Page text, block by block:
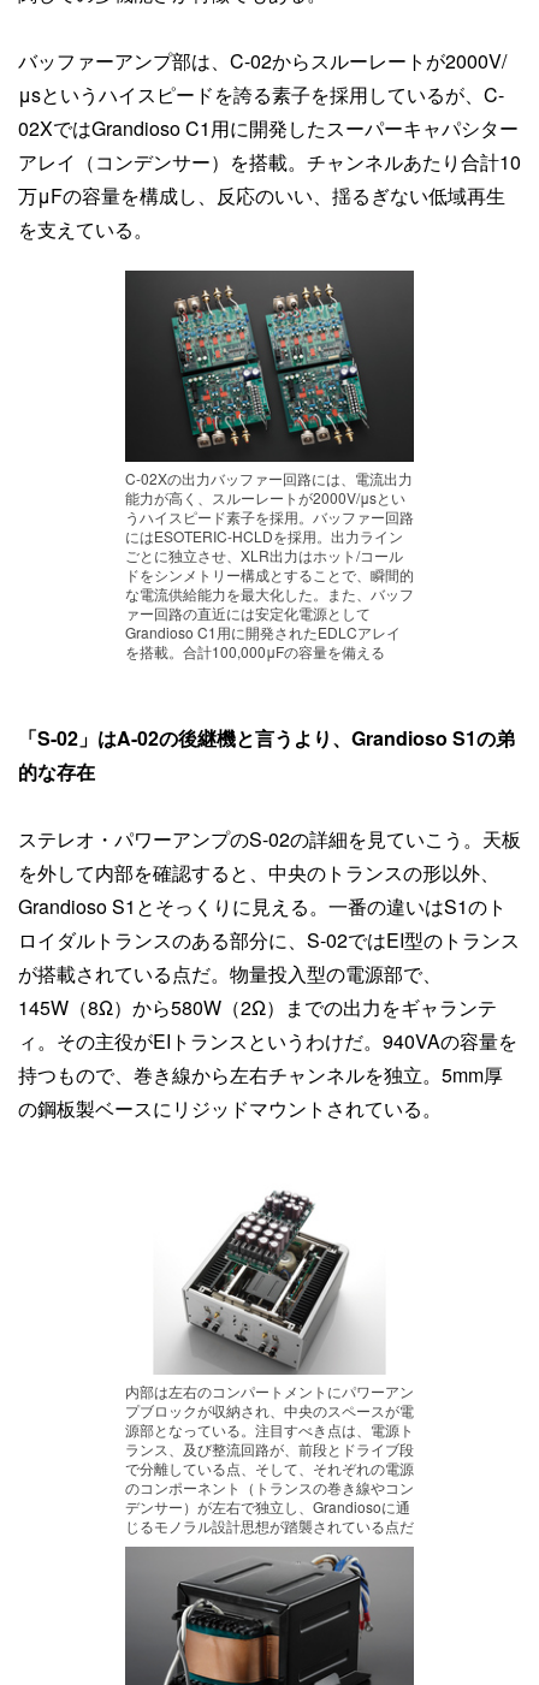
バッファーアンプ部は、C-02からスルーレートが2000V/
μsというハイスピードを誇る素子を採用しているが、C-
02XではGrandioso C1用に開発したスーパーキャパシター
アレイ（コンデンサー）を搭載。チャンネルあたり合計10
万μFの容量を構成し、反応のいい、揺るぎない低域再生
を支えている。
C-02Xの出力バッファー回路には、電流出力
能力が高く、スルーレートが2000V/μsとい
うハイスピード素子を採用。バッファー回路
にはESOTERIC-HCLDを採用。出力ライン
ごとに独立させ、XLR出力はホット/コール
ドをシンメトリー構成とすることで、瞬間的
な電流供給能力を最大化した。また、バッフ
ァー回路の直近には安定化電源として
Grandioso C1用に開発されたEDLCアレイ
を搭載。合計100,000μFの容量を備える
「S-02」はA-02の後継機と言うより、Grandioso S1の弟
的な存在
ステレオ・パワーアンプのS-02の詳細を見ていこう。天板
を外して内部を確認すると、中央のトランスの形以外、
Grandioso S1とそっくりに見える。一番の違いはS1のト
ロイダルトランスのある部分に、S-02ではEI型のトランス
が搭載されている点だ。物量投入型の電源部で、
145W（8Ω）から580W（2Ω）までの出力をギャランテ
ィ。その主役がEIトランスというわけだ。940VAの容量を
持つもので、巻き線から左右チャンネルを独立。5mm厚
の鋼板製ベースにリジッドマウントされている。
内部は左右のコンパートメントにパワーアン
プブロックが収納され、中央のスペースが電
源部となっている。注目すべき点は、電源ト
ランス、及び整流回路が、前段とドライブ段
で分離している点、そして、それぞれの電源
のコンポーネント（トランスの巻き線やコン
デンサー）が左右で独立し、Grandiosoに通
じるモノラル設計思想が踏襲されている点だ